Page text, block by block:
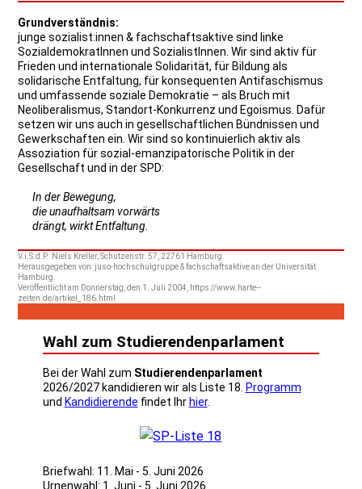
Grundverständnis:
junge sozialist:innen & fachschaftsaktive sind linke
SozialdemokratInnen und SozialistInnen. Wir sind aktiv für
Frieden und internationale Solidarität, für Bildung als
solidarische Entfaltung, für konsequenten Antifaschismus
und umfassende soziale Demokratie – als Bruch mit
Neoliberalismus, Standort-Konkurrenz und Egoismus. Dafür
setzen wir uns auch in gesellschaftlichen Bündnissen und
Gewerkschaften ein. Wir sind so kontinuierlich aktiv als
Assoziation für sozial-emanzipatorische Politik in der
Gesellschaft und in der SPD:
In der Bewegung,
die unaufhaltsam vorwärts
drängt, wirkt Entfaltung.
V.i.S.d.P.: Niels Kreller, Schützenstr. 57, 22761 Hamburg.
Herausgegeben von: juso-hochschulgruppe & fachschaftsaktive an der Universität
Hamburg.
Veröffentlicht am Donnerstag, den 1. Juli 2004, https://www.harte--
zeiten.de/artikel_186.html
Wahl zum Studierendenparlament
Bei der Wahl zum Studierendenparlament
2026/2027 kandidieren wir als Liste 18. Programm
und Kandidierende findet Ihr hier.
Briefwahl: 11. Mai - 5. Juni 2026
Urnenwahl: 1. Juni - 5. Juni 2026